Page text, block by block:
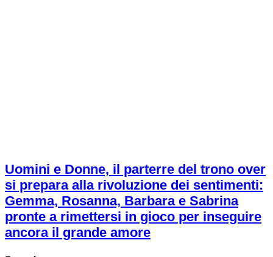
Uomini e Donne, il parterre del trono over
si prepara alla rivoluzione dei sentimenti:
Gemma, Rosanna, Barbara e Sabrina
pronte a rimettersi in gioco per inseguire
ancora il grande amore